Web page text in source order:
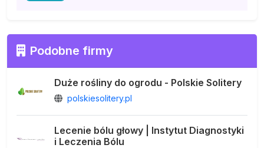
Podobne firmy
Duże rośliny do ogrodu - Polskie Solitery
polskiesolitery.pl
Lecenie bólu głowy | Instytut Diagnostyki
i Leczenia Bólu